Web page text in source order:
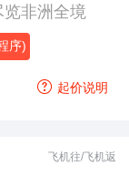
非洲全境
序)
起价说明
飞机往/飞机返